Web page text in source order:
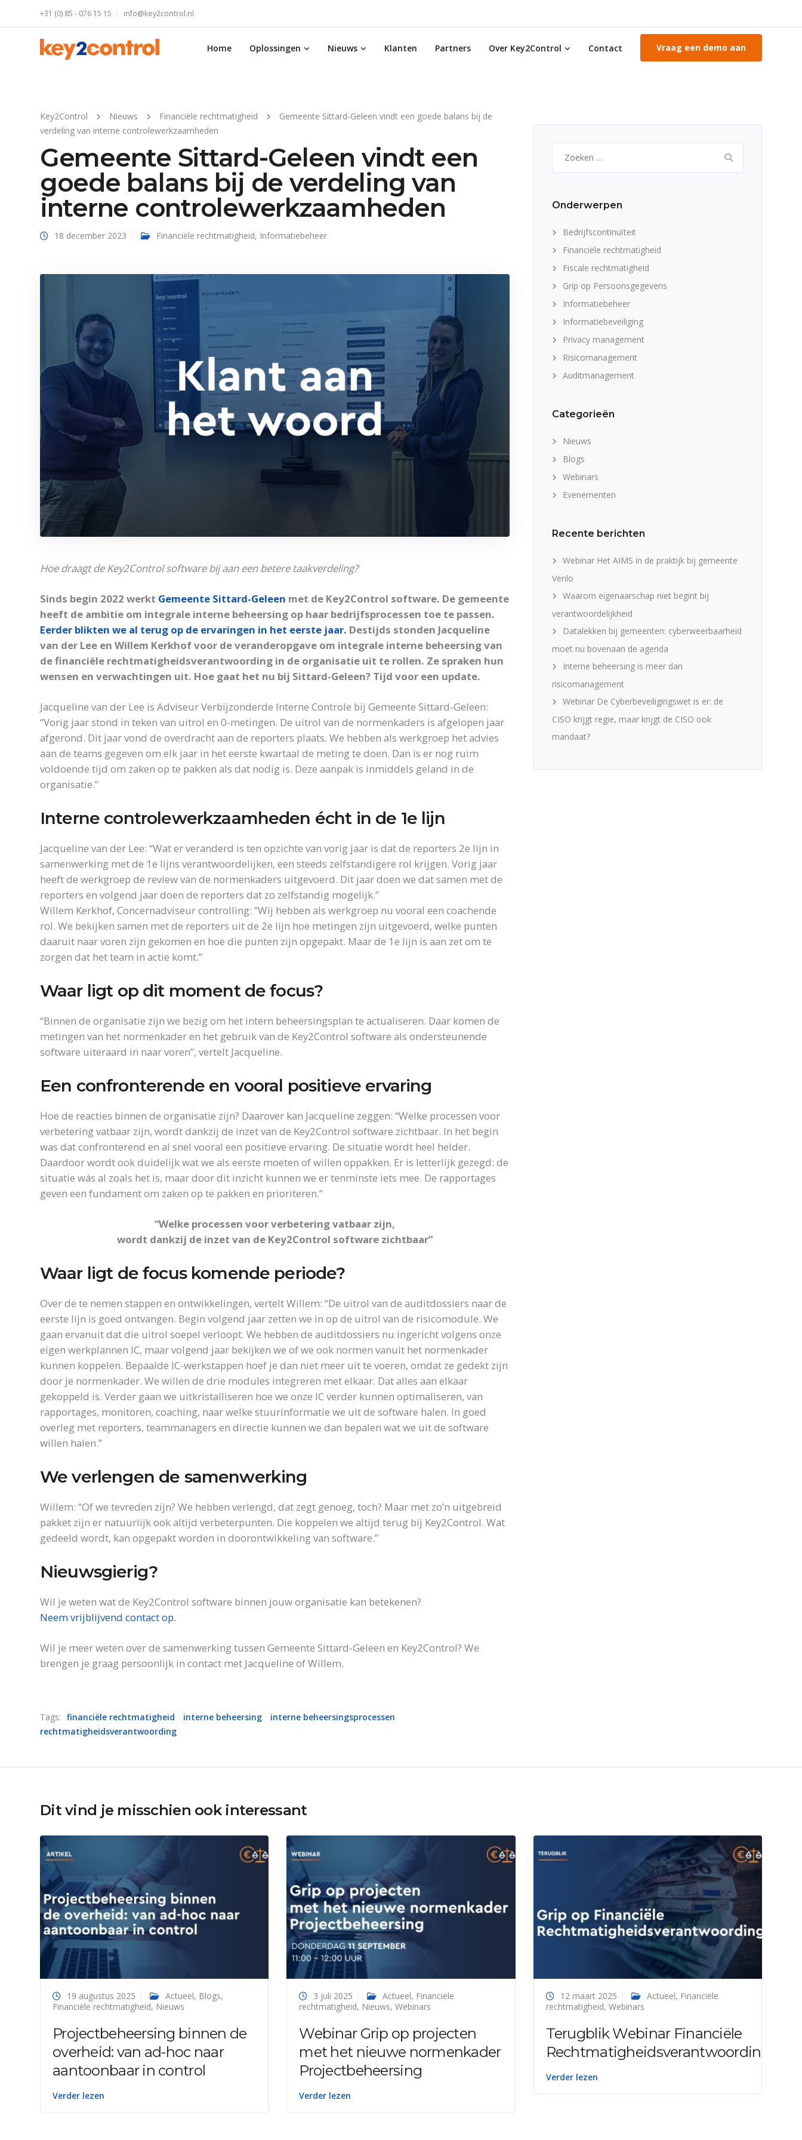
+31 (0) 85 - 076 15 15 info@key2control.nl
Home Oplossingen Nieuws Klanten Partners Over Key2Control Contact Vraag een demo aan
Key2Control Nieuws Financiële rechtmatigheid
Gemeente Sittard-Geleen vindt een goede balans bij de
verdeling van interne controlewerkzaamheden
Gemeente Sittard-Geleen vindt een
goede balans bij de verdeling van
interne controlewerkzaamheden
18 december 2023 Financiële rechtmatigheid, Informatiebeheer
Hoe draagt de Key2Control software bij aan een betere taakverdeling?
Sinds begin 2022 werkt Gemeente Sittard-Geleen met de Key2Control software. De gemeente
heeft de ambitie om integrale interne beheersing op haar bedrijfsprocessen toe te passen.
Eerder blikten we al terug op de ervaringen in het eerste jaar. Destijds stonden Jacqueline
van der Lee en Willem Kerkhof voor de veranderopgave om integrale interne beheersing van
de financiële rechtmatigheidsverantwoording in de organisatie uit te rollen. Ze spraken hun
wensen en verwachtingen uit. Hoe gaat het nu bij Sittard-Geleen? Tijd voor een update.
Jacqueline van der Lee is Adviseur Verbijzonderde Interne Controle bij Gemeente Sittard-Geleen:
“Vorig jaar stond in teken van uitrol en 0-metingen. De uitrol van de normenkaders is afgelopen jaar
afgerond. Dit jaar vond de overdracht aan de reporters plaats. We hebben als werkgroep het advies
aan de teams gegeven om elk jaar in het eerste kwartaal de meting te doen. Dan is er nog ruim
voldoende tijd om zaken op te pakken als dat nodig is. Deze aanpak is inmiddels geland in de
organisatie.”
Interne controlewerkzaamheden écht in de 1e lijn
Jacqueline van der Lee: “Wat er veranderd is ten opzichte van vorig jaar is dat de reporters 2e lijn in
samenwerking met de 1e lijns verantwoordelijken, een steeds zelfstandigere rol krijgen. Vorig jaar
heeft de werkgroep de review van de normenkaders uitgevoerd. Dit jaar doen we dat samen met de
reporters en volgend jaar doen de reporters dat zo zelfstandig mogelijk.”
Willem Kerkhof, Concernadviseur controlling: ”Wij hebben als werkgroep nu vooral een coachende
rol. We bekijken samen met de reporters uit de 2e lijn hoe metingen zijn uitgevoerd, welke punten
daaruit naar voren zijn gekomen en hoe die punten zijn opgepakt. Maar de 1e lijn is aan zet om te
zorgen dat het team in actie komt.”
Waar ligt op dit moment de focus?
“Binnen de organisatie zijn we bezig om het intern beheersingsplan te actualiseren. Daar komen de
metingen van het normenkader en het gebruik van de Key2Control software als ondersteunende
software uiteraard in naar voren”, vertelt Jacqueline.
Een confronterende en vooral positieve ervaring
Hoe de reacties binnen de organisatie zijn? Daarover kan Jacqueline zeggen: “Welke processen voor
verbetering vatbaar zijn, wordt dankzij de inzet van de Key2Control software zichtbaar. In het begin
was dat confronterend en al snel vooral een positieve ervaring. De situatie wordt heel helder.
Daardoor wordt ook duidelijk wat we als eerste moeten of willen oppakken. Er is letterlijk gezegd: de
situatie wás al zoals het is, maar door dit inzicht kunnen we er tenminste iets mee. De rapportages
geven een fundament om zaken op te pakken en prioriteren.”
“Welke processen voor verbetering vatbaar zijn,
wordt dankzij de inzet van de Key2Control software zichtbaar”
Waar ligt de focus komende periode?
Over de te nemen stappen en ontwikkelingen, vertelt Willem: “De uitrol van de auditdossiers naar de
eerste lijn is goed ontvangen. Begin volgend jaar zetten we in op de uitrol van de risicomodule. We
gaan ervanuit dat die uitrol soepel verloopt. We hebben de auditdossiers nu ingericht volgens onze
eigen werkplannen IC, maar volgend jaar bekijken we of we ook normen vanuit het normenkader
kunnen koppelen. Bepaalde IC-werkstappen hoef je dan niet meer uit te voeren, omdat ze gedekt zijn
door je normenkader. We willen de drie modules integreren met elkaar. Dat alles aan elkaar
gekoppeld is. Verder gaan we uitkristalliseren hoe we onze IC verder kunnen optimaliseren, van
rapportages, monitoren, coaching, naar welke stuurinformatie we uit de software halen. In goed
overleg met reporters, teammanagers en directie kunnen we dan bepalen wat we uit de software
willen halen.”
We verlengen de samenwerking
Willem: “Of we tevreden zijn? We hebben verlengd, dat zegt genoeg, toch? Maar met zo’n uitgebreid
pakket zijn er natuurlijk ook altijd verbeterpunten. Die koppelen we altijd terug bij Key2Control. Wat
gedeeld wordt, kan opgepakt worden in doorontwikkeling van software.”
Nieuwsgierig?
Wil je weten wat de Key2Control software binnen jouw organisatie kan betekenen?
Neem vrijblijvend contact op.
Wil je meer weten over de samenwerking tussen Gemeente Sittard-Geleen en Key2Control? We
brengen je graag persoonlijk in contact met Jacqueline of Willem.
Tags: financiële rechtmatigheid interne beheersing
interne beheersingsprocessen
rechtmatigheidsverantwoording
naar:
Onderwerpen
Bedrijfscontinuïteit
Financiële rechtmatigheid
Fiscale rechtmatigheid
Grip op Persoonsgegevens
Informatiebeheer
Informatiebeveiliging
Privacy management
Risicomanagement
Auditmanagement
Categorieën
Nieuws
Blogs
Webinars
Evenementen
Recente berichten
Webinar Het AIMS in de praktijk bij gemeente
Venlo
Waarom eigenaarschap niet begint bij
verantwoordelijkheid
Datalekken bij gemeenten: cyberweerbaarheid
moet nu bovenaan de agenda
Interne beheersing is meer dan
risicomanagement
Webinar De Cyberbeveiligingswet is er: de
CISO krijgt regie, maar krijgt de CISO ook
mandaat?
Dit vind je misschien ook interessant
19 augustus 2025 Actueel, Blogs,
Financiële rechtmatigheid, Nieuws
Projectbeheersing binnen de
overheid: van ad-hoc naar
aantoonbaar in control
Verder lezen
3 juli 2025 Actueel, Financiële
rechtmatigheid, Nieuws,Webinars
Webinar Grip op projecten
met het nieuwe normenkader
Projectbeheersing
Verder lezen
12 maart 2025 Actueel, Financiële
rechtmatigheid, Webinars
Terugblik Webinar Financiële
Rechtmatigheidsverantwoording
Verder lezen